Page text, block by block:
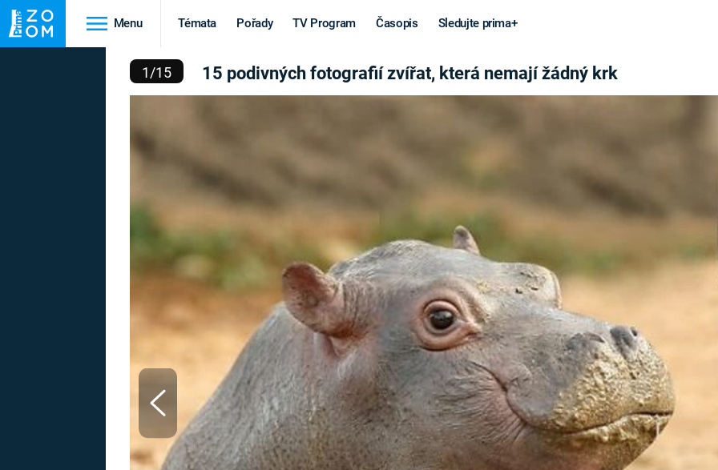
Menu Témata Pořady TV Program Časopis Sledujte prima+
STAROVĚKÝ EGYPT
technika
KORONAVIRUS
VESMÍR
MARS
STUDENÁ
VÁLEČNÉ
světová válka
Výročí
MARIE TEREZIE
NAPOLEON
BONAPARTE
BRITSKÁ
KRÁLOVSKÁ
Záhady a
konspirace
UFO A
MIMOZEMŠŤANÉ
UTAJENÉ PŘÍBĚHY
ČESKÝCH DĚJIN
FILMY
REALITA
HORORY
REALITA
OPTICKÉ
ZVÍŘAT, KTERÁ NEMAJÍ ŽÁDNÝ KRK
1/15 15 podivných fotografií zvířat, která nemají žádný krk